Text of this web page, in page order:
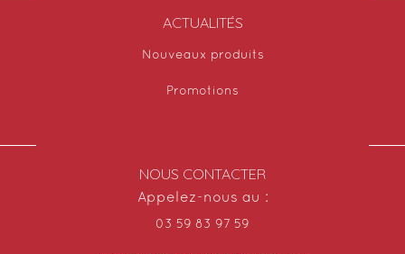
ACTUALITÉS
Nouveaux produits
Promotions
NOUS CONTACTER
Appelez-nous au :
03 59 83 97 59